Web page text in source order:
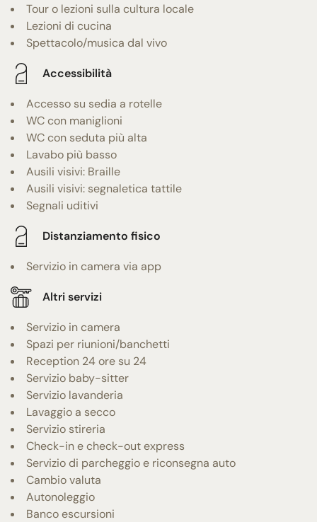
Tour o lezioni sulla cultura locale
Lezioni di cucina
Spettacolo/musica dal vivo
Accessibilità
Accesso su sedia a rotelle
WC con maniglioni
WC con seduta più alta
Lavabo più basso
Ausili visivi: Braille
Ausili visivi: segnaletica tattile
Segnali uditivi
Distanziamento fisico
Servizio in camera via app
Altri servizi
Servizio in camera
Spazi per riunioni/banchetti
Reception 24 ore su 24
Servizio baby-sitter
Servizio lavanderia
Lavaggio a secco
Servizio stireria
Check-in e check-out express
Servizio di parcheggio e riconsegna auto
Cambio valuta
Autonoleggio
Banco escursioni